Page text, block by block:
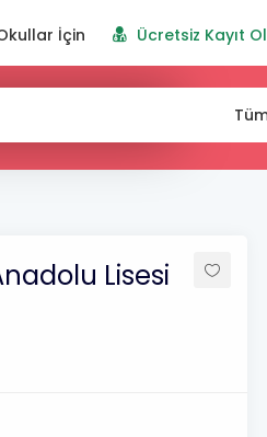
İçin Ücretsiz Kayıt Ol
Lisesi